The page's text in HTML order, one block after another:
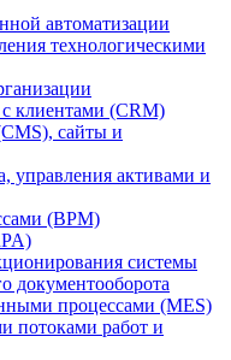
автоматизации
технологическими
клиентами (CRM)
сайты и
управления активами и
(BPM)
системы
документооборота
процессами (MES)
потоками работ и